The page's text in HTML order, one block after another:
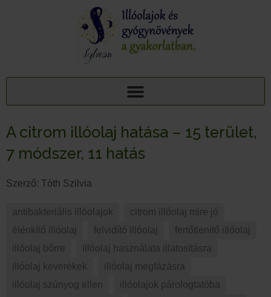
A citrom illóolaj hatása – 15 terület,
7 módszer, 11 hatás
Szerző: Tóth Szilvia
antibakteriális illóolajok citrom illóolaj mire jó
élénkítő illóolaj
felvidító illóolaj fertőtlenítő illóolaj
illóolaj bőrre
illóolaj használata illatosításra
illóolaj keverékek
illóolaj megfázásra
illóolaj szúnyog ellen
illóolajok párologtatóba